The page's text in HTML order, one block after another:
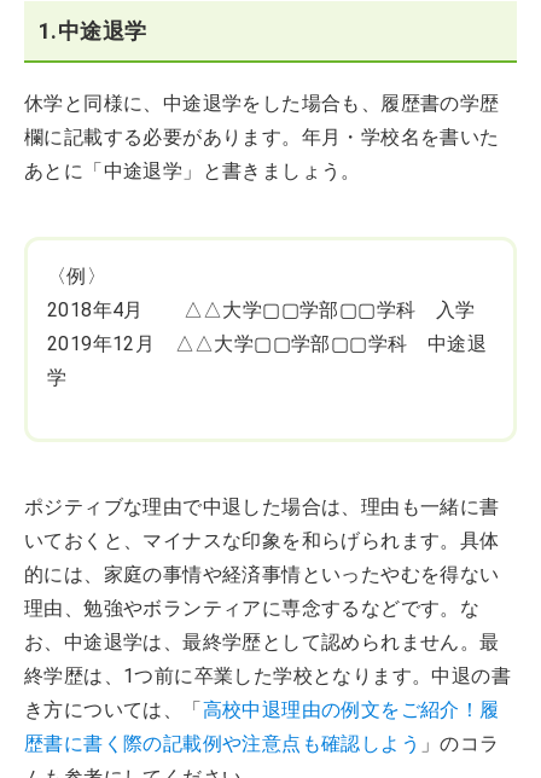
1.中途退学
休学と同様に、中途退学をした場合も、履歴書の学歴
欄に記載する必要があります。年月・学校名を書いた
あとに「中途退学」と書きましょう。
〈例〉
2018年4月 △△大学▢▢学部▢▢学科 入学
2019年12月 △△大学▢▢学部▢▢学科 中途退
学
ポジティブな理由で中退した場合は、理由も一緒に書
いておくと、マイナスな印象を和らげられます。具体
的には、家庭の事情や経済事情といったやむを得ない
理由、勉強やボランティアに専念するなどです。な
お、中途退学は、最終学歴として認められません。最
終学歴は、1つ前に卒業した学校となります。中退の書
き方については、「高校中退理由の例文をご紹介！履
歴書に書く際の記載例や注意点も確認しよう 」のコラ